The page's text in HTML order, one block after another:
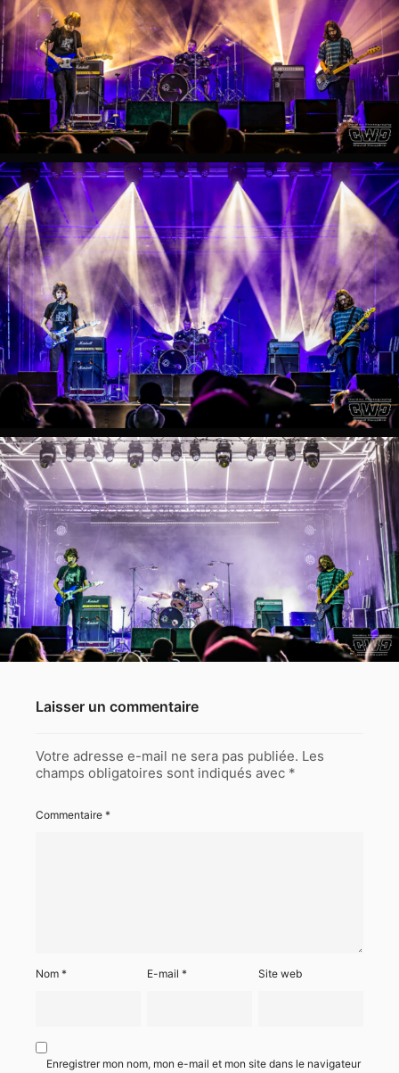
Laisser un commentaire
Votre adresse e-mail ne sera pas publiée. Les
champs obligatoires sont indiqués avec *
Commentaire *
Nom * E-mail* Site web
Enregistrer mon nom, mon e-mail et mon site dans le navigateur